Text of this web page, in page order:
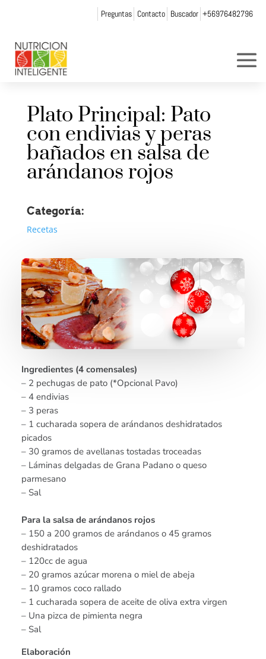
Preguntas Contacto Buscador +56976482796
Plato Principal: Pato
con endivias y peras
bañados en salsa de
arándanos rojos
Categoría:
Recetas
Ingredientes (4 comensales)
– 2 pechugas de pato (*Opcional Pavo)
– 4 endivias
– 3 peras
– 1 cucharada sopera de arándanos deshidratados
picados
– 30 gramos de avellanas tostadas troceadas
– Láminas delgadas de Grana Padano o queso
parmesano
– Sal
Para la salsa de arándanos rojos
– 150 a 200 gramos de arándanos o 45 gramos
deshidratados
– 120cc de agua
– 20 gramos azúcar morena o miel de abeja
– 10 gramos coco rallado
– 1 cucharada sopera de aceite de oliva extra virgen
– Una pizca de pimienta negra
– Sal
Elaboración